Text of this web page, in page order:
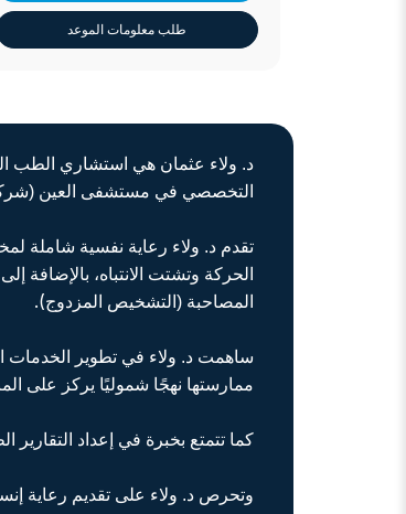
طلب معلومات الموعد
التخصصي في مستشفى العين
تقدم د. ولاء رعاية نفسية شاملة
الحركة وتشتت الانتباه،
المصاحبة (التشخيص المزدوج).
ساهمت د. ولاء في تطوير الخدمات
ممارستها نهجًا شموليًا يركز على
كما تتمتع بخبرة في إعداد
وتحرص د. ولاء على تقديم رعاية